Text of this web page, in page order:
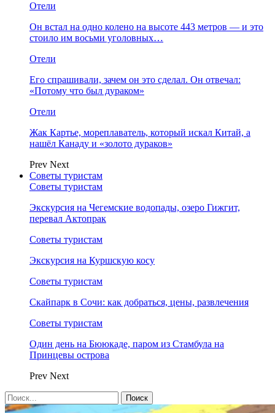
Отели
Он встал на одно колено на высоте 443 метров — и это
стоило им восьми уголовных…
Отели
Его спрашивали, зачем он это сделал. Он отвечал:
«Потому что был дураком»
Отели
Жак Картье, мореплаватель, который искал Китай, а
нашёл Канаду и «золото дураков»
Prev Next
Советы туристам
Советы туристам
Экскурсия на Чегемские водопады, озеро Гижгит,
перевал Актопрак
Советы туристам
Экскурсия на Куршскую косу
Советы туристам
Скайпарк в Сочи: как добраться, цены, развлечения
Советы туристам
Один день на Бююкаде, паром из Стамбула на
Принцевы острова
Prev Next